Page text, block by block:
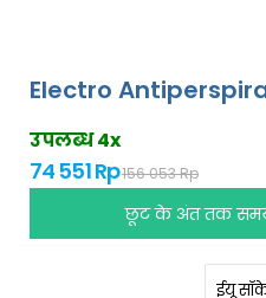
Electro
उपलब्ध 4x
74 551 Rp156 053 Rp
छूट के अंत तक